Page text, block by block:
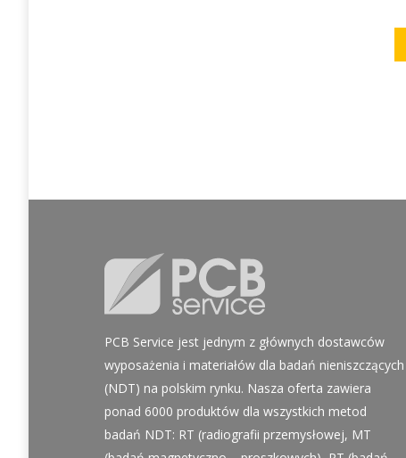
PCB Service jest jednym z głównych dostawców
wyposażenia i materiałów dla badań nieniszczących
(NDT) na polskim rynku. Nasza oferta zawiera
ponad 6000 produktów dla wszystkich metod
badań NDT: RT (radiografii przemysłowej, MT